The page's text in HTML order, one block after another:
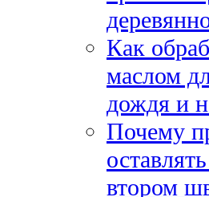
Как
маслом
дождя и
Почему
втором